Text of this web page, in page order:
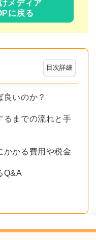
メディア
に戻る
目次詳細
いのか？
るまでの流れと手
かかる費用や税金
Q&A